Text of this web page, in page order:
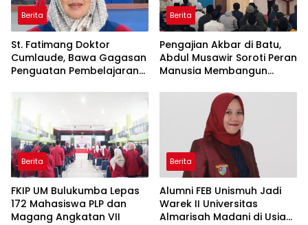
Berita
St. Fatimang Doktor
Cumlaude, Bawa Gagasan
Penguatan Pembelajaran
Vokasi
Berita
Pengajian Akbar di Batu,
Abdul Musawir Soroti Peran
Manusia Membangun
Berita
FKIP UM Bulukumba Lepas
172 Mahasiswa PLP dan
Magang Angkatan VII
Berita
Alumni FEB Unismuh Jadi
Warek II Universitas
Almarisah Madani di Usia